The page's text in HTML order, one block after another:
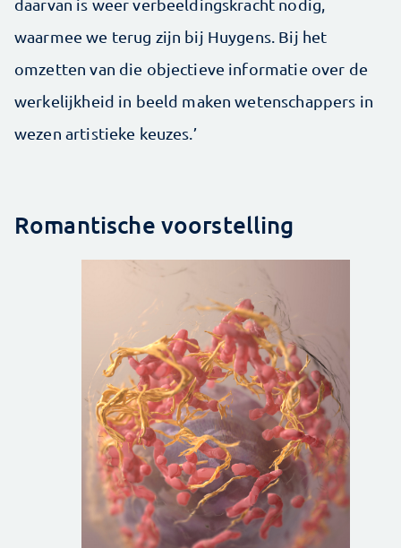
daarvan is weer verbeeldingskracht nodig,
waarmee we terug zijn bij Huygens. Bij het
omzetten van die objectieve informatie over de
werkelijkheid in beeld maken wetenschappers in
wezen ­artistieke keuzes.’
Romantische voorstelling